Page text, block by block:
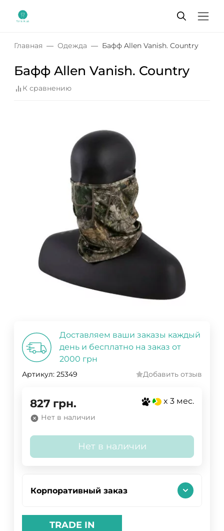
Главная Одежда Бафф Allen Vanish. Country
Бафф Allen Vanish. Country
К сравнению
Доставляем ваши заказы каждый
день и бесплатно на заказ от
2000 грн
Артикул: 25349 Добавить отзыв
827 грн. x 3 мес.
Нет в наличии
Нет в наличии
Корпоративный заказ
TRADE IN